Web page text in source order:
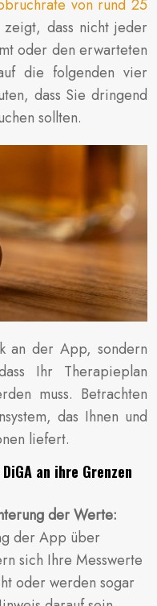
von rund 25
dass nicht jeder
oder den erwarteten
die folgenden vier
dass Sie dringend
sollten.
an der App, sondern
Ihr Therapieplan
muss. Betrachten
das Ihnen und
liefert.
an ihre Grenzen
der Werte:
der App über
sich Ihre Messwerte
oder werden sogar